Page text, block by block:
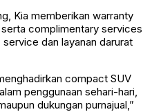
Kia memberikan warranty
complimentary services
dan layanan darurat
compact SUV
penggunaan sehari-hari,
dukungan purnajual,”